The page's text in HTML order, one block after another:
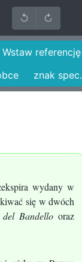
↺ ↻
Wstaw referencję
znak spec.
wydany w
się w dwóch
Bandello oraz